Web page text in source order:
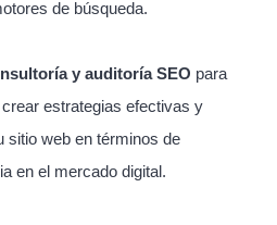
de búsqueda.
y auditoría SEO para
estrategias efectivas y
sitio web en términos de
en el mercado digital.